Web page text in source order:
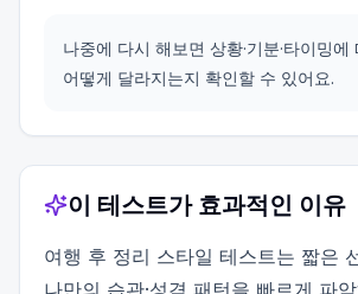
나중에 다시 해보면 상황·기분·타이밍에
어떻게 달라지는지 확인할 수 있어요.
이 테스트가 효과적인 이유
여행 후 정리 스타일 테스트는 짧은
나만의 습관·성격 패턴을 빠르게 파